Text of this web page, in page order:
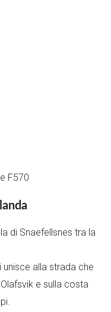
di Snaefellsnes tra la
unisce alla strada che
e sulla costa